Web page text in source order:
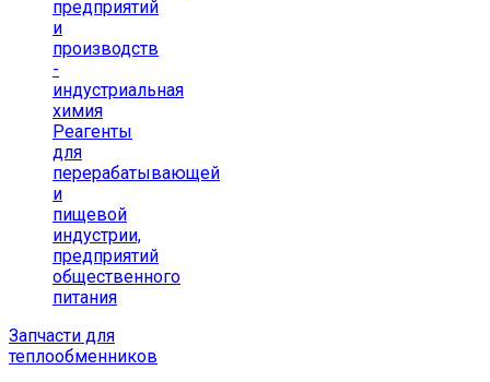
предприятий
и
производств
-
индустриальная
химия
Реагенты
для
перерабатывающей
и
пищевой
индустрии,
предприятий
общественного
питания
Запчасти для
теплообменников